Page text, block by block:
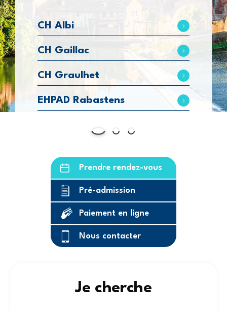
CH Albi
CH Gaillac
CH Graulhet
EHPAD Rabastens
Prendre rendez-vous
Pré-admission
Paiement en ligne
Nous contacter
Je cherche